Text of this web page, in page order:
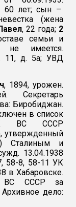
60 лет; сын –
(жена
, 22 года; 2
семьи и
не имеется.
11, д. 5а; УВД
, 1894, урожен.
Секретарь
Биробиджан.
в список
ВС СССР
утвержденный
Сталиным и
13.04.1938
58-8, 58-11 УК
в Хабаровске.
ВС СССР за
Архивное дело: